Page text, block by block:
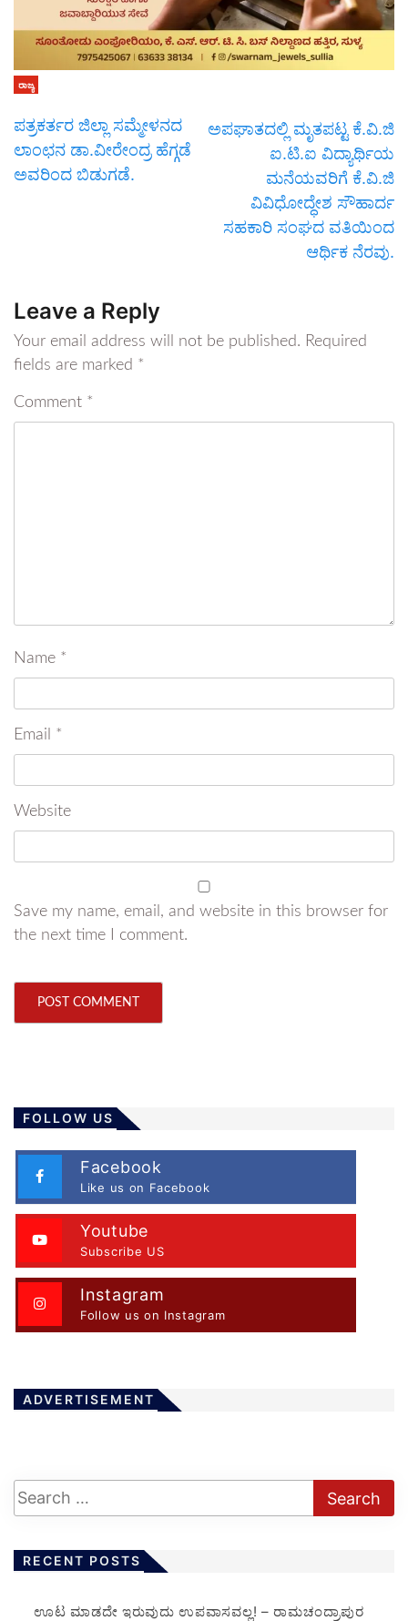
ರಾಜ್ಯ
ಪತ್ರಕರ್ತರ ಜಿಲ್ಲಾ ಸಮ್ಮೇಳನದ
ಲಾಂಛನ ಡಾ.ವೀರೇಂದ್ರ ಹೆಗ್ಗಡೆ
ಅವರಿಂದ ಬಿಡುಗಡೆ.
ಅಪಘಾತದಲ್ಲಿ ಮೃತಪಟ್ಟ ಕೆ.ವಿ.ಜಿ
ಐ.ಟಿ.ಐ ವಿದ್ಯಾರ್ಥಿಯ
ಮನೆಯವರಿಗೆ ಕೆ.ವಿ.ಜಿ
ವಿವಿಧೋದ್ಧೇಶ ಸೌಹಾರ್ದ
ಸಹಕಾರಿ ಸಂಘದ ವತಿಯಿಂದ
ಆರ್ಥಿಕ ನೆರವು.
Leave a Reply
Your email address will not be published. Required
fields are marked *
Comment *
Name *
Email *
Website
Save my name, email, and website in this browser for
the next time I comment.
FOLLOW US
Facebook
Like us on Facebook
Youtube
Subscribe US
Instagram
Follow us on Instagram
ADVERTISEMENT
RECENT POSTS
ಊಟ ಮಾಡದೇ ಇರುವುದು ಉಪವಾಸವಲ್ಲ! – ರಾಮಚಂದ್ರಾಪುರ